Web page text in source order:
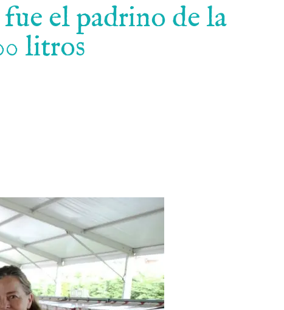
el padrino de la
litros